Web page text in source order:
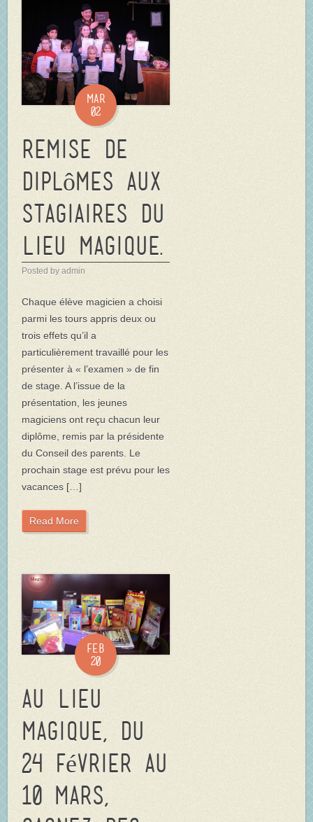
Mar
02
Remise de
diplômes aux
stagiaires du
Lieu Magique.
Posted by admin
Chaque élève magicien a choisi
parmi les tours appris deux ou
trois effets qu’il a
particulièrement travaillé pour les
présenter à « l’examen » de fin
de stage. A l’issue de la
présentation, les jeunes
magiciens ont reçu chacun leur
diplôme, remis par la présidente
du Conseil des parents. Le
prochain stage est prévu pour les
vacances […]
Read More
Feb
20
Au Lieu
Magique, du
24 février au
10 mars,